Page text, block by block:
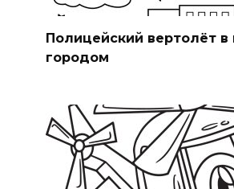
Полицейский вертолёт в
городом